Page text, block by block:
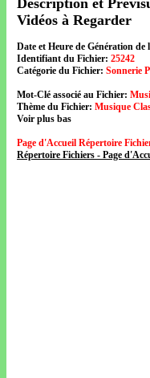
Description et
Vidéos à Regarder
Date et Heure de Génération de
Identifiant du Fichier: 25242
Catégorie du Fichier: Sonnerie
Mot-Clé associé au Fichier:
Thème du Fichier: Musique
Voir plus bas
Page d'Accueil Répertoire
Répertoire Fichiers - Page